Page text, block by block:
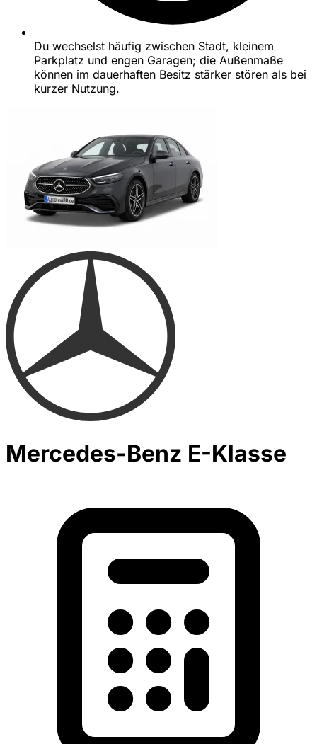
Du wechselst häufig zwischen Stadt, kleinem
Parkplatz und engen Garagen; die Außenmaße
können im dauerhaften Besitz stärker stören als bei
kurzer Nutzung.
Mercedes-Benz E-Klasse